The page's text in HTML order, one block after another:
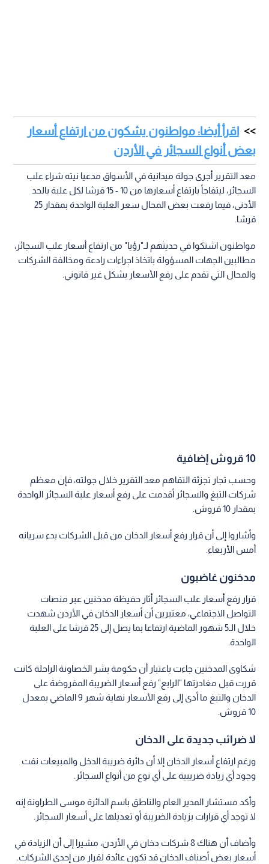
اقرأ أيضا: مواطنون يشكون من ارتفاع أسعار
بعض أنواع السجائر في الأردن
معد التقرير أجرى جولة ميدانية في الأسواق مدعيا نيته شراء علب
السجائر، ليتفاجأ بارتفاع أسعارها من 10 - 15 قرشا لكل علبة بالحد
الأدنى، فيما رفعت بعض المحال سعر العلبة الواحدة بمقدار 25
قرشا.
مواطنون اشتكوا في حديثهم لـ"رؤيا" من ارتفاع أسعار علب السجائر،
مطالبين الجهات المسؤولة باتخاذ اجراءات رادعة ومخالفة الشركات
والمحال التي تقدم على رفع الأسعار بشكل غير قانوني.
10 قروش إضافية
وحسب تجار تجزئة التقاهم معد التقرير خلال جولته، فإن معظم
شركات التبغ والسجائر أقدمت على رفع أسعار علبة السجائر الواحدة
بمقدار 10 قروش.
وأشاروا إلى أن قرار رفع أسعار الدخان من قبل الشركات بدء سريانه
أمس الأربعاء.
مدخنون غاضبون
قرار رفع أسعار علب السجائر أثار حفيظة مدخنين عبر منصات
التواصل الاجتماعي، معتبرين أن أسعار الدخان في الأردن شهدت
خلال الـ5 شهور الماضية ارتفاعا بما يصل إلى 25 قرشا على العلبة
الواحدة.
شكاوى المدخنين جاءت باعتبار أن حكومة بشر الخصاونة الراحلة كانت
قررت قبل مغادرتها "الرابع" رفع أسعار الضريبة المفروضة على
الدخان والتبغ ما أدى إلى رفع الأسعار نهاية شهر 9 الماضي بمعدل
10 قروش.
لا ضرائب جديدة على الدخان
ورغم ارتفاع أسعار الدخان إلا أن دائرة ضريبة الدخل والمبيعات نفت
وجود أي زيادة ضريبية على أي نوع من أنواع السجائر.
وأكد مستشار المدير العام والناطق باسم الدائرة موسى الطراونة إنه
لا توجد أي قرارات بزيادة الضريبة أو تعديلها على أسعار السجائر.
وأضاف أن هناك 8 شركات دخان في الأردن، مشيرا إلى أن الزيادة في
أسعار بعض أصناف الدخان قد تكون عائدة لقرار من إحدى الشركات.